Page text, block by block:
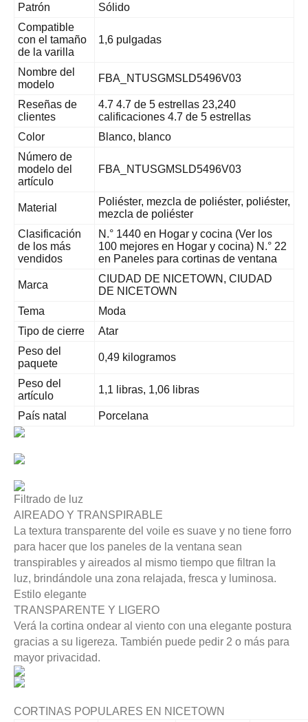
Patrón
Sólido
Compatible
con el tamaño
de la varilla
1,6 pulgadas
Nombre del
modelo
FBA_NTUSGMSLD5496V03
Reseñas de
clientes
4.7 4.7 de 5 estrellas 23,240
calificaciones 4.7 de 5 estrellas
Color
Blanco, blanco
Número de
modelo del
artículo
FBA_NTUSGMSLD5496V03
Material
Poliéster, mezcla de poliéster, poliéster,
mezcla de poliéster
Clasificación
de los más
vendidos
N.° 1440 en Hogar y cocina (Ver los
100 mejores en Hogar y cocina) N.° 22
en Paneles para cortinas de ventana
Marca
CIUDAD DE NICETOWN, CIUDAD
DE NICETOWN
Tema
Moda
Tipo de cierre
Atar
Peso del
paquete
0,49 kilogramos
Peso del
artículo
1,1 libras, 1,06 libras
País natal Porcelana
Filtrado de luz
AIREADO Y TRANSPIRABLE
La textura transparente del voile es suave y no tiene forro
para hacer que los paneles de la ventana sean
transpirables y aireados al mismo tiempo que filtran la
luz, brindándole una zona relajada, fresca y luminosa.
Estilo elegante
TRANSPARENTE Y LIGERO
Verá la cortina ondear al viento con una elegante postura
gracias a su ligereza. También puede pedir 2 o más para
mayor privacidad.
CORTINAS POPULARES EN NICETOWN